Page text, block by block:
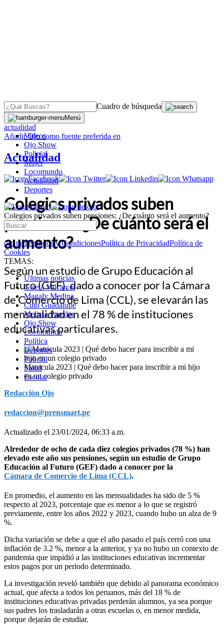
Cuadro de búsqueda
Menú
Videos
Ojo Show
Policial
Mujer
Locomundo
Actualidad
Deportes
Colegios privados suben pensiones: ¿De cuánto será el aumento?
ojo.peTérminos y CondicionesPolítica de PrivacidadPolítica de
Cookies
TEMAS:
Últimas noticias
Gisela Valcarcel
Magaly Medina
Cuto Guadalupe
Melissa Paredes
Ojo Show
Locomundo
Política
Deportes
Policial
Salud
Escolar
OJO
actualidad
AñadirOjocomo fuente preferida en
Actualidad
Colegios privados suben
pensiones: ¿De cuánto será el
aumento?
Según un estudio de Grupo Educación al
Futuro (GEF), dado a conocer por la Cámara
de Comercio de Lima (CCL), se elevarán las
mensualidad en el 78 % de instituciones
educativas particulares.
Matricula 2023 | Qué debo hacer para inscribir a mi hijo
en un colegio privado
Redacción Ojo
redaccion@prensmart.pe
Actualizado el 23/01/2024, 06:33 a.m.
Alrededor de ocho de cada diez colegios privados (78 %) han
elevado este año sus pensiones, según un estudio de Grupo
Educación al Futuro (GEF) dado a conocer por la
Cámara de Comercio de Lima (CCL).
En promedio, el aumento en las mensualidades ha sido de 5 %
respecto al 2023, porcentaje que es menor a lo que se registró
previamente, entre los años 2022 y 2023, cuando hubo un alza de 9
%.
Dicha variación se debe a que el año pasado el país cerró con una
inflación de 3.2 %, menor a la anterior, y ya no hubo un contexto de
pandemia que impidió a las instituciones educativas incrementar
estos pagos por un periodo determinado.
La investigación reveló también que debido al panorama económico
actual, que afecta a todos los peruanos, más del 18 % de
instituciones educativas privadas perderán alumnos, ya sea porque
sus padres los trasladarán a otras escuelas o, en menor medida,
porque dejarán de estudiar.